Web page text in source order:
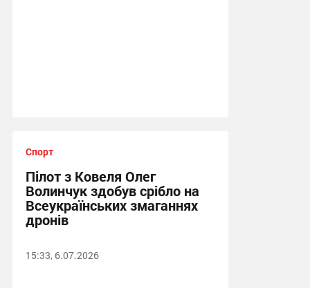
Спорт
Пілот з Ковеля Олег
Волинчук здобув срібло на
Всеукраїнських змаганнях
дронів
15:33, 6.07.2026